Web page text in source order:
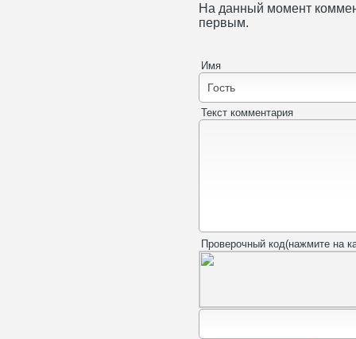
На данный момент
первым.
Имя
Текст комментария
Проверочный код(нажмите на